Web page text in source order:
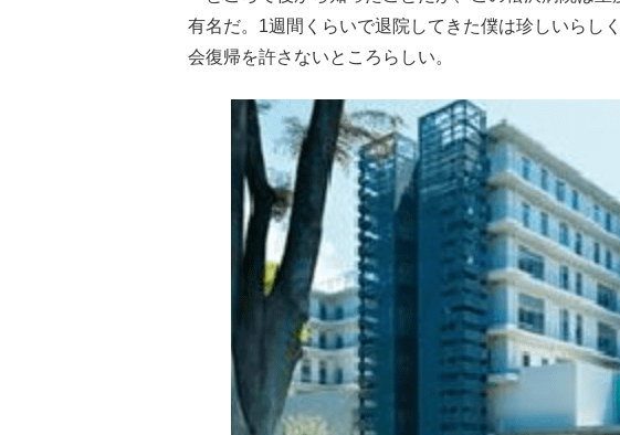
有名だ。1週間くらいで退院してきた僕は珍しいらし
会復帰を許さないところらしい。